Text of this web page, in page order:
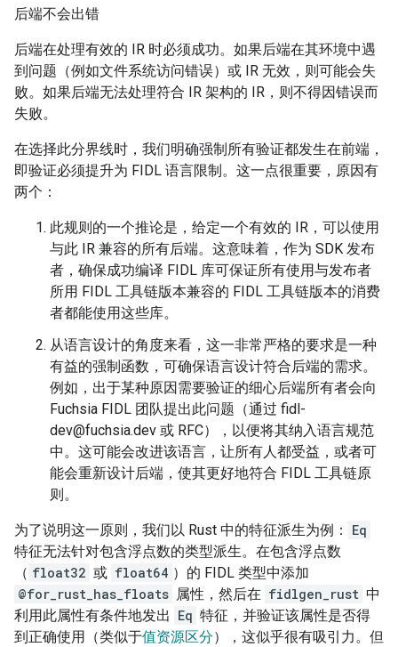
后端不会出错
后端在处理有效的 IR 时必须成功。如果后端在其环境中遇
到问题（例如文件系统访问错误）或 IR 无效，则可能会失
败。如果后端无法处理符合 IR 架构的 IR，则不得因错误而
失败。
在选择此分界线时，我们明确强制所有验证都发生在前端，
即验证必须提升为 FIDL 语言限制。这一点很重要，原因有
两个：
此规则的一个推论是，给定一个有效的 IR，可以使用
与此 IR 兼容的所有后端。这意味着，作为 SDK 发布
者，确保成功编译 FIDL 库可保证所有使用与发布者
所用 FIDL 工具链版本兼容的 FIDL 工具链版本的消费
者都能使用这些库。
从语言设计的角度来看，这一非常严格的要求是一种
有益的强制函数，可确保语言设计符合后端的需求。
例如，出于某种原因需要验证的细心后端所有者会向
Fuchsia FIDL 团队提出此问题（通过 fidl-
dev@fuchsia.dev 或 RFC），以便将其纳入语言规范
中。这可能会改进该语言，让所有人都受益，或者可
能会重新设计后端，使其更好地符合 FIDL 工具链原
则。
为了说明这一原则，我们以 Rust 中的特征派生为例：
Eq
特征无法针对包含浮点数的类型派生。在包含浮点数
（ float32 或 float64 ）的 FIDL 类型中添加
@for_rust_has_floats 属性，然后在 fidlgen_rust 中
利用此属性有条件地发出 Eq 特征，并验证该属性是否得
到正确使用（类似于值资源区分），这似乎很有吸引力。但